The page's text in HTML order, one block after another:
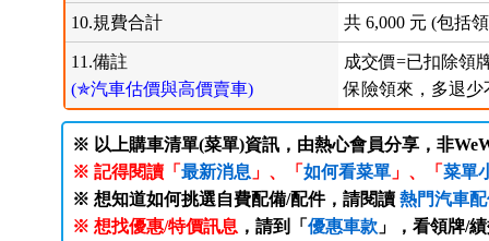
10.規費合計 共 6,000 元 (包括
11.備註
(✯汽車估價與高價賣車)
成交價=已扣除領
保險領來，多退
※ 以上購車清單(菜單)資訊，由熱心會員分享，非
※ 記得閱讀「 最新消息 」、「 如何看菜單」、「 菜單
※ 想知道如何挑選自費配備/配件，請閱讀 熱門汽車
※ 想找優惠/特價訊息 ，請到「 優惠車款」，看領牌/